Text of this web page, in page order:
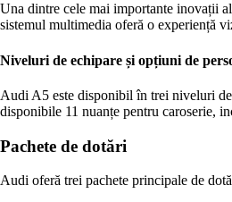
Una dintre cele mai importante inovații
sistemul multimedia oferă o experiență
Niveluri de echipare și opțiuni de
Audi A5 este disponibil în trei niveluri
disponibile 11 nuanțe pentru caroserie,
Pachete de dotări
Audi oferă trei pachete principale de